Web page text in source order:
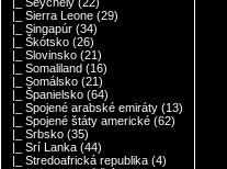
|_ Sierra Leone (29)
|_ Singapúr (34)
|_ Škótsko (26)
|_ Slovinsko (21)
|_ Somaliland (16)
|_ Somálsko (21)
|_ Španielsko (64)
|_ Spojené arabské emiráty (13)
|_ Spojené štáty americké (62)
|_ Srbsko (35)
|_ Srí Lanka (44)
|_ Stredoafrická republika (4)